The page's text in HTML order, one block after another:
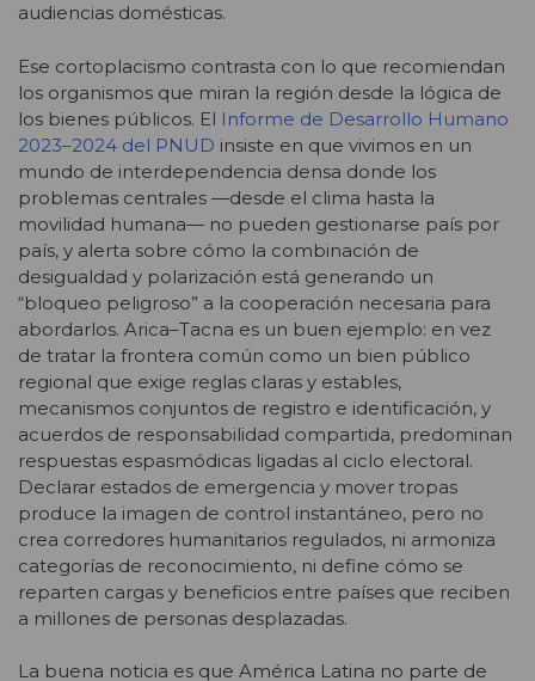
audiencias domésticas.
Ese cortoplacismo contrasta con lo que recomiendan
los organismos que miran la región desde la lógica de
los bienes públicos. El Informe de Desarrollo Humano
2023–2024 del PNUD insiste en que vivimos en un
mundo de interdependencia densa donde los
problemas centrales —desde el clima hasta la
movilidad humana— no pueden gestionarse país por
país, y alerta sobre cómo la combinación de
desigualdad y polarización está generando un
“bloqueo peligroso” a la cooperación necesaria para
abordarlos. Arica–Tacna es un buen ejemplo: en vez
de tratar la frontera común como un bien público
regional que exige reglas claras y estables,
mecanismos conjuntos de registro e identificación, y
acuerdos de responsabilidad compartida, predominan
respuestas espasmódicas ligadas al ciclo electoral.
Declarar estados de emergencia y mover tropas
produce la imagen de control instantáneo, pero no
crea corredores humanitarios regulados, ni armoniza
categorías de reconocimiento, ni define cómo se
reparten cargas y beneficios entre países que reciben
a millones de personas desplazadas.
La buena noticia es que América Latina no parte de